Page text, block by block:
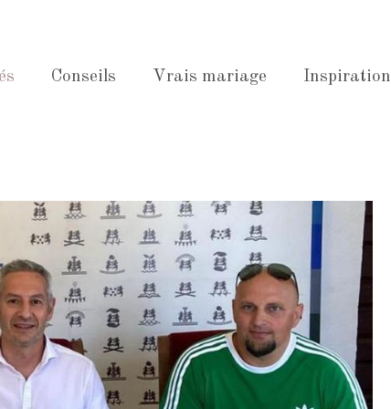
Conseils Vrais mariage Inspiration